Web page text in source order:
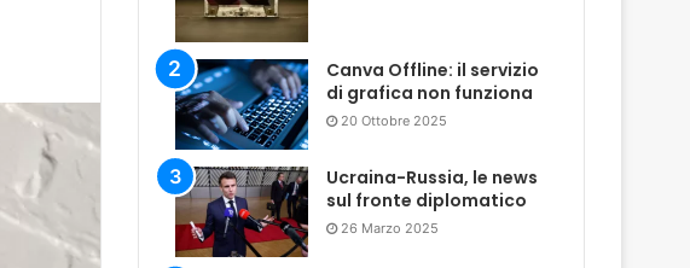
Canva Offline: il servizio
di grafica non funziona
20 Ottobre 2025
Ucraina-Russia, le news
sul fronte diplomatico
26 Marzo 2025